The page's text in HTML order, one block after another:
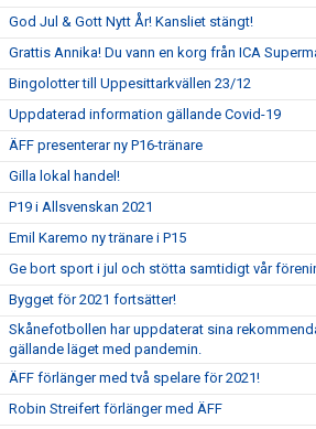
God Jul & Gott Nytt År! Kansliet stängt!
Grattis Annika! Du vann en korg från ICA
Bingolotter till Uppesittarkvällen 23/12
Uppdaterad information gällande Covid-19
ÄFF presenterar ny P16-tränare
Gilla lokal handel!
P19 i Allsvenskan 2021
Emil Karemo ny tränare i P15
Ge bort sport i jul och stötta samtidigt vår
Bygget för 2021 fortsätter!
Skånefotbollen har uppdaterat sina
gällande läget med pandemin.
ÄFF förlänger med två spelare för 2021!
Robin Streifert förlänger med ÄFF